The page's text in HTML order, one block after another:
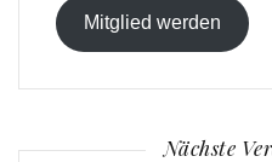
Mitglied werden
Nächste